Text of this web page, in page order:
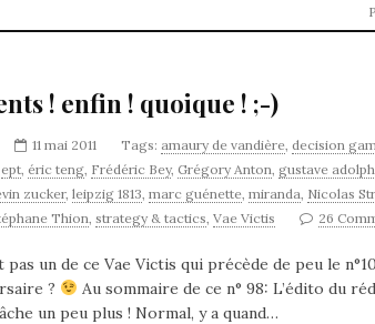
! enfin ! quoique ! ;-)
11 mai 2011 Tags: amaury de vandière, decision
ept, éric teng, Frédéric Bey, Grégory Anton, gustave
zucker, leipzig 1813, marc guénette, miranda, Nicolas
Thion, strategy & tactics, Vae Victis 26
un de ce Vae Victis qui précède de peu le
?
Au sommaire de ce n° 98: L’édito du
un peu plus ! Normal, y a quand…